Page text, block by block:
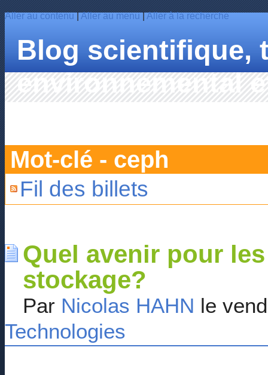
Blog scientifique,
environnemental
Aller au contenu|Aller au menu|Aller à la recherche
Mot-clé - ceph
Fil des billets
Quel avenir pour
stockage?
Par Nicolas HAHN le
Technologies